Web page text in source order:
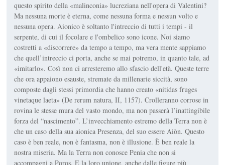
questo spirito della «malinconia» lucreziana nell'opera di Valentini?
Ma nessuna morte è eterna, come nessuna forma e nessun volto e
nessuna opera. Aionico è soltanto l'intreccio di tutti i tempi - il
serpente, di cui il focolare e l'ombelico sono icone. Noi siamo
costretti a «discorrere» da tempo a tempo, ma vera mente sappiamo
che quell’intreccio ci porta, anche se mai potremo, in quanto tale, ad
«imitarlo». Così non ci arresteremo allo sfascio dell'età. Queste terre
che ora appaiono esauste, stremate da millenarie siccità, sono
composte dagli stessi primordia che hanno creato «nitidas fruges
vinetaque laeta» (De rerum natura, II, 1157). Crolleranno corrose in
rovina le stesse mura del vasto mondo, ma non passerà l’inattingibile
forza del “nascimento”. L’invecchiamento estremo della Terra non è
che un caso della sua aionica Presenza, del suo essere Aiòn. Questo
caso è ben reale, non è fantasma, non è illusione. È ben reale la
nostra miseria. Ma la Terra non conosce Penia che non si
accompagni a Poros. E la loro unione, anche dalle figure più